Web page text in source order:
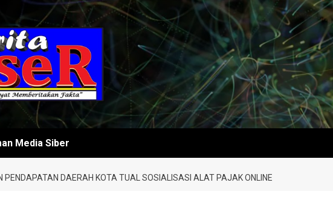
Media Siber
PENDAPATAN DAERAH KOTA TUAL SOSIALISASI ALAT PAJAK ONLINE